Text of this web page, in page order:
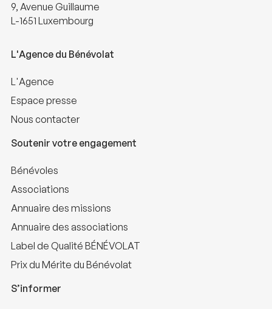
9, Avenue Guillaume
L-1651 Luxembourg
L'Agence du Bénévolat
L'Agence
Espace presse
Nous contacter
Soutenir votre engagement
Bénévoles
Associations
Annuaire des missions
Annuaire des associations
Label de Qualité BÉNÉVOLAT
Prix du Mérite du Bénévolat
S’informer